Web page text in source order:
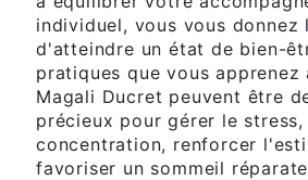
individuel, vous vous donnez
d'atteindre un état de bien-
pratiques que vous apprenez
Magali Ducret peuvent être
précieux pour gérer le
concentration, renforcer
favoriser un sommeil